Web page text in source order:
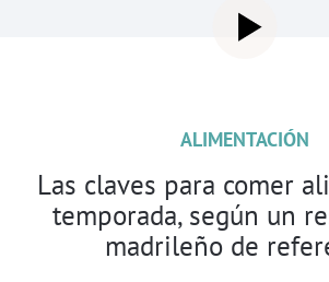
ALIMENTACIÓN
Las claves para comer
temporada, según un
madrileño de